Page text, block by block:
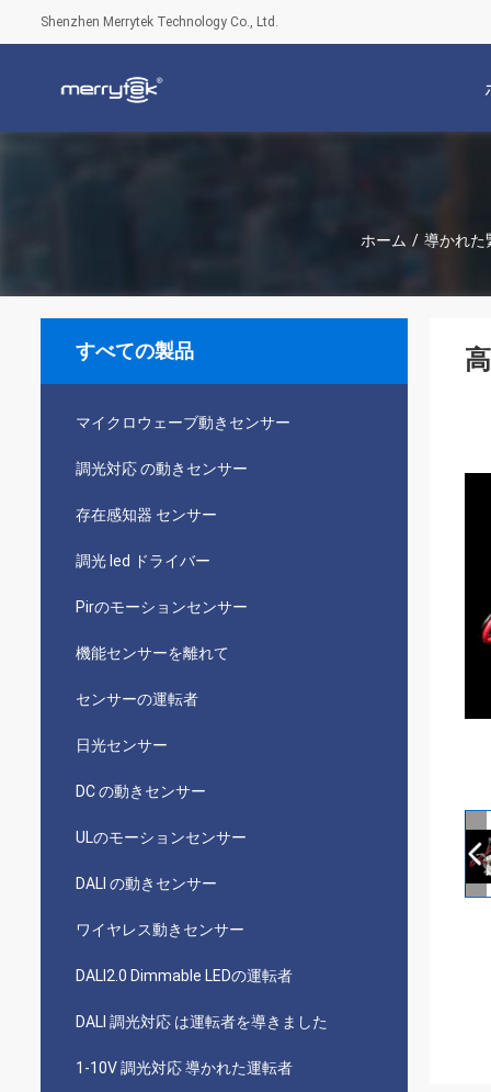
Shenzhen Merrytek Technology Co., Ltd.
ホーム / 導かれた
すべての製品
マイクロウェーブ動きセンサー
調光対応 の動きセンサー
存在感知器 センサー
調光 led ドライバー
Pirのモーションセンサー
機能センサーを離れて
センサーの運転者
日光センサー
DC の動きセンサー
ULのモーションセンサー
DALI の動きセンサー
ワイヤレス動きセンサー
DALI2.0 Dimmable LEDの運転者
DALI 調光対応 は運転者を導きました
1-10V 調光対応 導かれた運転者